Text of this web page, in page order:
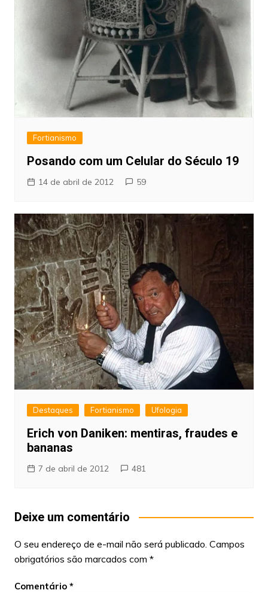
Fortianismo
Posando com um Celular do Século 19
14 de abril de 2012 59
Destaques Fortianismo Ufologia
Erich von Daniken: mentiras, fraudes e
bananas
7 de abril de 2012 481
Deixe um comentário
O seu endereço de e-mail não será publicado. Campos
obrigatórios são marcados com *
Comentário *